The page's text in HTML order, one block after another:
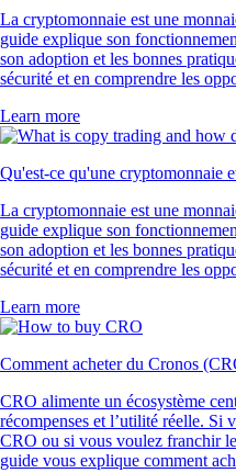
La cryptomonnaie est une
guide explique son
son adoption et les bonnes
sécurité et en comprendre les
Learn more
Qu'est-ce qu'une cryptomonnaie
La cryptomonnaie est une
guide explique son
son adoption et les bonnes
sécurité et en comprendre les
Learn more
Comment acheter du Cronos
CRO alimente un écosystème
récompenses et l’utilité réelle. Si
CRO ou si vous voulez franchir
guide vous explique comment